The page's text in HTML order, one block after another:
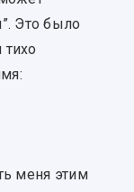
Это было
меня этим